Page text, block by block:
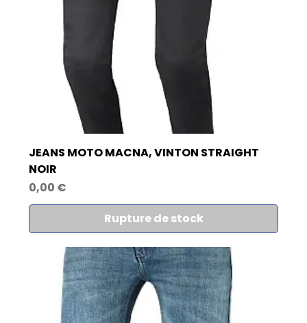
JEANS MOTO MACNA, VINTON STRAIGHT
NOIR
Prix
0,00 €
Rupture de stock